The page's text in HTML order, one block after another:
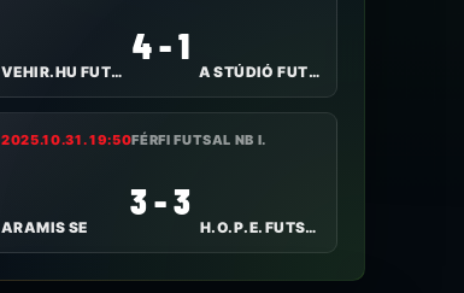
VEHIR.HU FUTSAL VESZPRÉM
4 - 1
A STÚDIÓ FUTSAL NYÍREGYHÁZA
2025.10.31. 19:50FÉRFI FUTSAL NB I.
ARAMIS SE
3 - 3
H.O.P.E. FUTSAL-ALPASSPORT